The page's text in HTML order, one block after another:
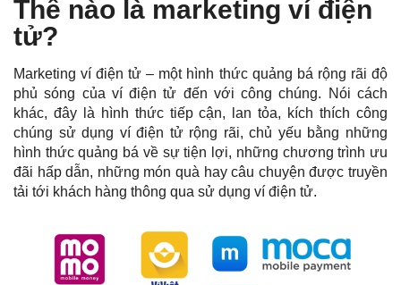
Thế nào là marketing ví điện
tử?
Marketing ví điện tử – một hình thức quảng bá rộng rãi độ
phủ sóng của ví điện tử đến với công chúng. Nói cách
khác, đây là hình thức tiếp cận, lan tỏa, kích thích công
chúng sử dụng ví điện tử rộng rãi, chủ yếu bằng những
hình thức quảng bá về sự tiện lợi, những chương trình ưu
đãi hấp dẫn, những món quà hay câu chuyện được truyền
tải tới khách hàng thông qua sử dụng ví điện tử.